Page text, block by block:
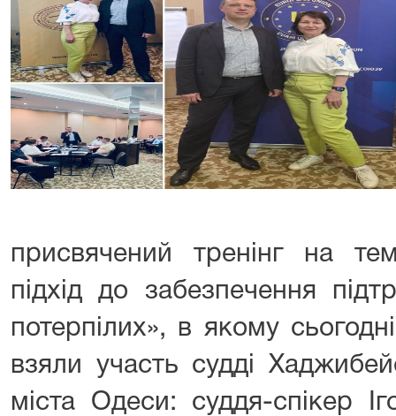
присвячений тренінг на
підхід до забезпечення
потерпілих», в якому
взяли участь судді
міста Одеси: суддя-спікер